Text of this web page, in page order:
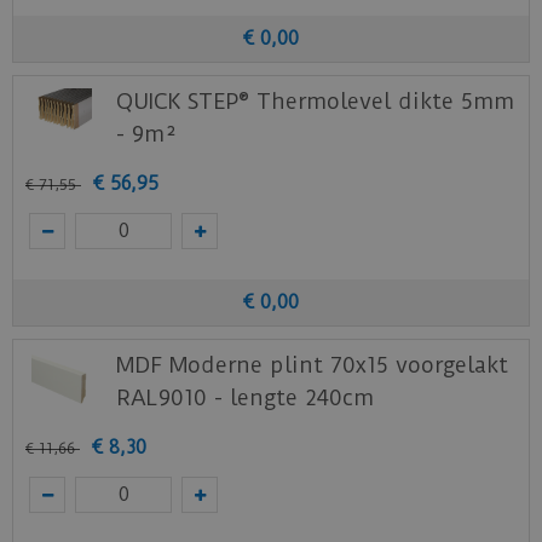
€ 0,00
QUICK STEP® Thermolevel dikte 5mm
- 9m²
€ 71,55 € 56,95
€ 0,00
MDF Moderne plint 70x15 voorgelakt
RAL9010 - lengte 240cm
€ 11,66 € 8,30